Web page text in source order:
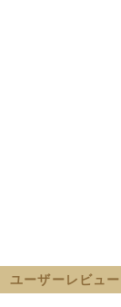
ユーザーレビュー